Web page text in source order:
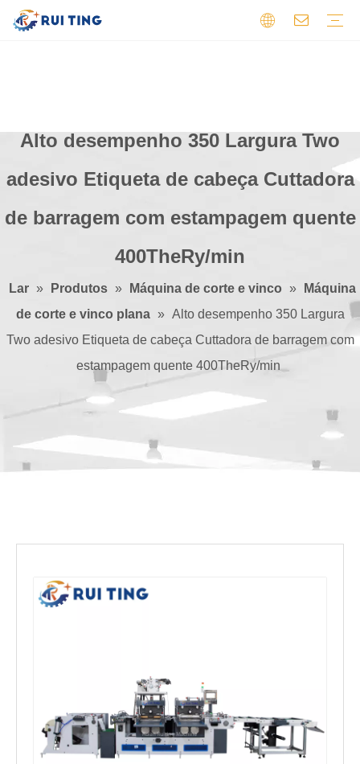
Alto desempenho 350 Largura Two
adesivo Etiqueta de cabeça Cuttadora
de barragem com estampagem quente
400TheRy/min
Lar » Produtos » Máquina de corte e vinco »
Máquina
de corte e vinco plana
» Alto desempenho 350 Largura
Two adesivo Etiqueta de cabeça Cuttadora de barragem com
estampagem quente 400TheRy/min